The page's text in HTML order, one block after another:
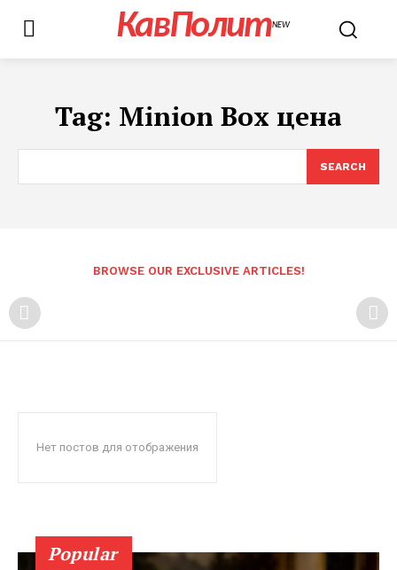
КавПолитNEW
Tag: Minion Box цена
SEARCH
BROWSE OUR EXCLUSIVE ARTICLES!
Нет постов для отображения
Popular